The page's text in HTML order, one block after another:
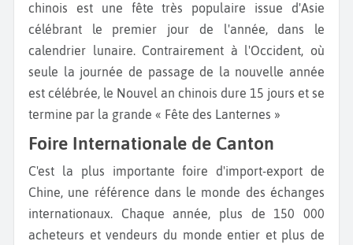
chinois est une fête très populaire issue d'Asie
célébrant le premier jour de l'année, dans le
calendrier lunaire. Contrairement à l'Occident, où
seule la journée de passage de la nouvelle année
est célébrée, le Nouvel an chinois dure 15 jours et se
termine par la grande « Fête des Lanternes »
Foire Internationale de Canton
C'est la plus importante foire d'import-export de
Chine, une référence dans le monde des échanges
internationaux. Chaque année, plus de 150 000
acheteurs et vendeurs du monde entier et plus de